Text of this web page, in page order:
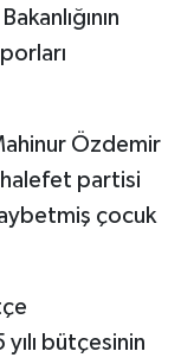
Özdemir
partisi
çocuk
yılı bütçesinin